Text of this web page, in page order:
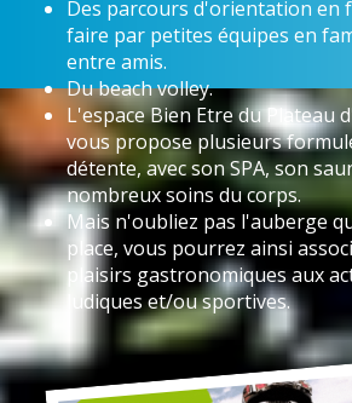
Des parcours d'orientation en
faire par petites équipes en
entre amis.
Du beach volley.
L'espace Bien Etre du Plateau
vous propose plusieurs
détente, avec son SPA, son
nombreux soins du corps.
Mais n'oubliez pas l'auberge
place, vous pourrez ainsi
plaisirs gastronomiques aux
ludiques et/ou sportives.